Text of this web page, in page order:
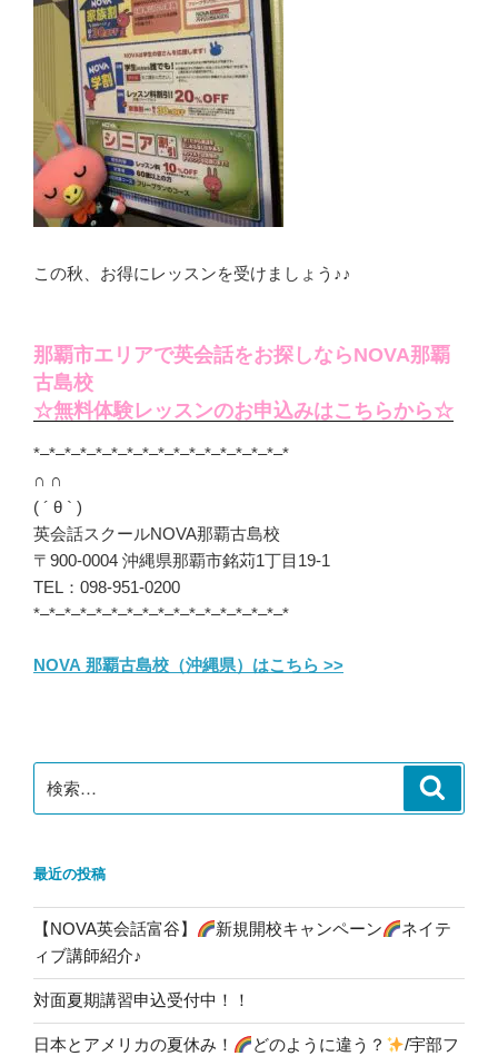
この秋、お得にレッスンを受けましょう♪♪
那覇市エリアで英会話をお探しならNOVA那覇
古島校
☆無料体験レッスンのお申込みはこちらから☆
*–*–*–*–*–*–*–*–*–*–*–*–*–*–*–*–*
∩ ∩
( ´ θ ` )
英会話スクールNOVA那覇古島校
〒900-0004 沖縄県那覇市銘苅1丁目19-1
TEL：098-951-0200
*–*–*–*–*–*–*–*–*–*–*–*–*–*–*–*–*
NOVA 那覇古島校（沖縄県）はこちら >>
索:
最近の投稿
【NOVA英会話富谷】 新規開校キャンペーン
ネイテ
ィブ講師紹介♪
対面夏期講習申込受付中！！
日本とアメリカの夏休み！ どのように違う？
/宇部フ